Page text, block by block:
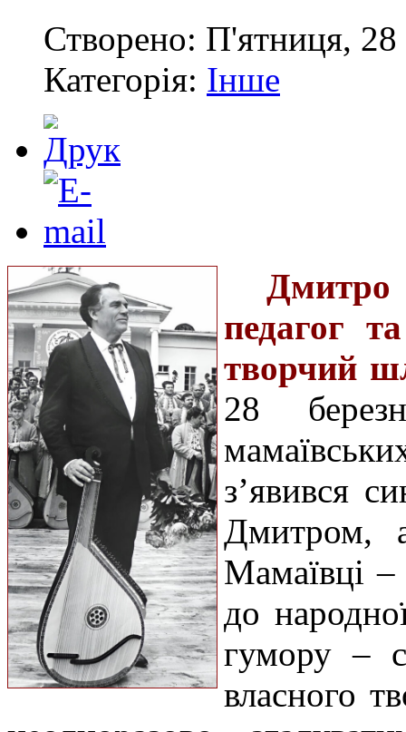
Створено: П'ятниця, 28
Категорія: Інше
Дмитро
педагог
творчий
28
з’явився
Дмитром,
Мамаївці
до
гумору –
власного